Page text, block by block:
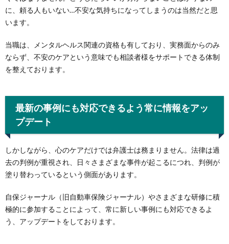
に、頼る人もいない…不安な気持ちになってしまうのは当然だと思
います。
当職は、メンタルヘルス関連の資格も有しており、実務面からのみ
ならず、不安のケアという意味でも相談者様をサポートできる体制
を整えております。
最新の事例にも対応できるよう常に情報をアッ
プデート
しかしながら、心のケアだけでは弁護士は務まりません。法律は過
去の判例が重視され、日々さまざまな事件が起こるにつれ、判例が
塗り替わっているという側面があります。
自保ジャーナル（旧自動車保険ジャーナル）やさまざまな研修に積
極的に参加することによって、常に新しい事例にも対応できるよ
う、アップデートをしております。